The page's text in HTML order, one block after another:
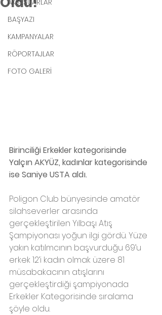
AKSESUARLAR
BAŞYAZI
KAMPANYALAR
RÖPORTAJLAR
FOTO GALERİ
Birinciliği Erkekler kategorisinde
Yalçın AKYÜZ, kadınlar kategorisinde
ise Saniye USTA aldı.
Poligon Club bünyesinde amatör
silahseverler arasında
gerçekleştirilen Yılbaşı Atış
Şampiyonası yoğun ilgi gördü. Yüze
yakın katılmcının başvurduğu 69’u
erkek 12’i kadın olmak üzere 81
müsabakacının atışlarını
gerçekleştirdiği şampiyonada
Erkekler Kategorisinde sıralama
şöyle oldu.